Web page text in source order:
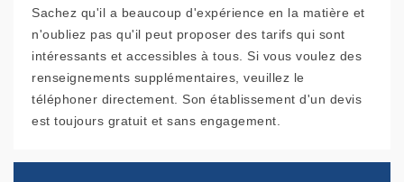
Sachez qu'il a beaucoup d'expérience en la matière et
n'oubliez pas qu'il peut proposer des tarifs qui sont
intéressants et accessibles à tous. Si vous voulez des
renseignements supplémentaires, veuillez le
téléphoner directement. Son établissement d'un devis
est toujours gratuit et sans engagement.